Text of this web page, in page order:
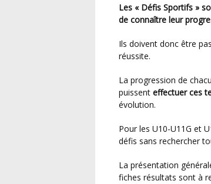
Les « Défis Sportifs »
de connaître leur
Ils doivent donc être
réussite.
La progression de chacun n’étant que l’unique but visé, il paraît donc logique que les jeunes
puissent effectuer ces
évolution.
Pour les U10-U11G et
défis sans rechercher
La présentation
fiches résultats sont à